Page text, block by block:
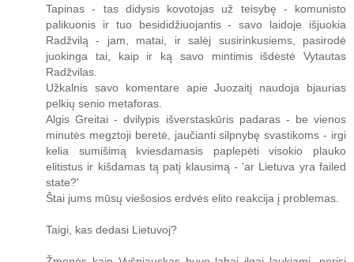
Tapinas - tas didysis kovotojas už teisybę - komunisto
palikuonis ir tuo besididžiuojantis - savo laidoje išjuokia
Radžvilą - jam, matai, ir salėj susirinkusiems, pasirodė
juokinga tai, kaip ir ką savo mintimis išdėstė Vytautas
Radžvilas.
Užkalnis savo komentare apie Juozaitį naudoja bjaurias
pelkių senio metaforas.
Algis Greitai - dvilypis išverstaskūris padaras - be vienos
minutės megztoji beretė, jaučianti silpnybę svastikoms - irgi
kelia sumišimą kviesdamasis paplepėti visokio plauko
elitistus ir kišdamas tą patį klausimą - 'ar Lietuva yra failed
state?'
Štai jums mūsų viešosios erdvės elito reakcija į problemas.
Taigi, kas dedasi Lietuvoj?